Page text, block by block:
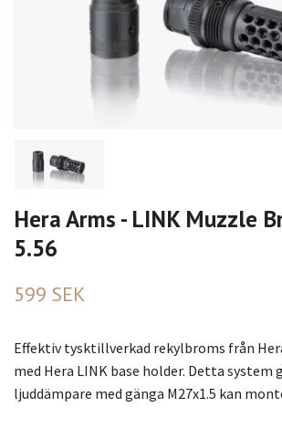
Hera Arms - LINK Muzzle
5.56
599 SEK
Effektiv tysktillverkad rekylbroms från
med Hera LINK base holder. Detta system
ljuddämpare med gänga M27x1.5 kan